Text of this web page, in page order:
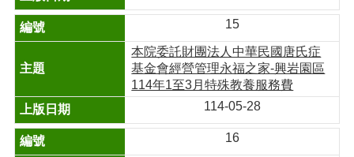
15
本院委託財團法人中華民國唐氏症
基金會經營管理永福之家-興岩園區
114年1至3月特殊教養服務費
114-05-28
16